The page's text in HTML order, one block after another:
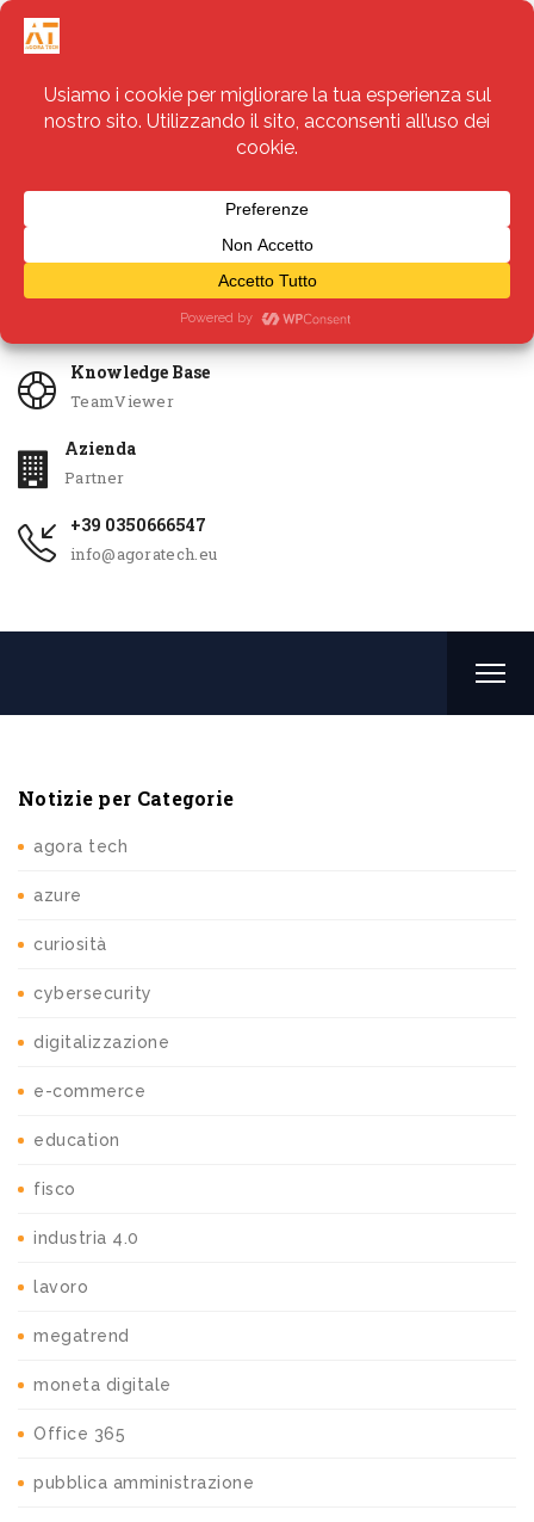
Servizi
Knowledge Base
TeamViewer
Azienda
Partner
+39 0350666547
info@agoratech.eu
Notizie per Categorie
agora tech
azure
curiosità
cybersecurity
digitalizzazione
e-commerce
education
fisco
industria 4.0
lavoro
megatrend
moneta digitale
Office 365
pubblica amministrazione